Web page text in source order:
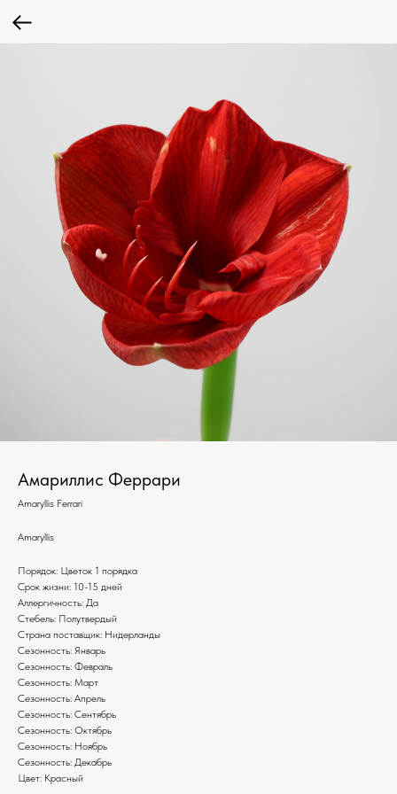
Амариллис Феррари
Amaryllis Ferrari
Amaryllis
Порядок: Цветок 1 порядка
Срок жизни: 10-15 дней
Аллергичность: Да
Стебель: Полутвердый
Страна поставщик: Нидерланды
Сезонность: Январь
Сезонность: Февраль
Сезонность: Март
Сезонность: Апрель
Сезонность: Сентябрь
Сезонность: Октябрь
Сезонность: Ноябрь
Сезонность: Декабрь
Цвет: Красный